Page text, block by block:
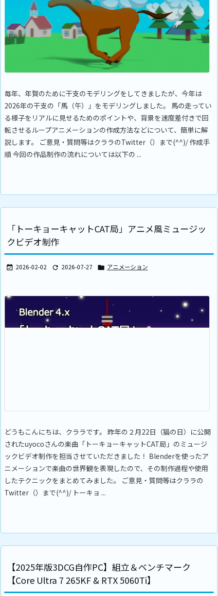
毎年、年賀のために干支のモデリングをしてきましたが、今年は
2026年の干支の「馬（午）」をモデリングしました。 馬の走ってい
る様子をリアルに見せるためのポイントや、背景を速度差付きで回
転させるループアニメーションの作成方法などについて、簡単に解
説します。 ご意見・質問等はクララのTwitter（）まで(^^)/ 作成手
順 今回の作品制作の流れについては以下の ...
「トーキョーキャットCAT局」アニメ風ミュージッ
クビデオ制作
 2026-02-02  2026-07-27  アニメーション
どうもこんにちは、クララです。 昨年の２月22日（猫の日）に公開
されたuyocoさんの楽曲「トーキョーキャットCAT局」のミュージ
ックビデオ制作を担当させていただきました！ Blenderを使ったア
ニメーションで楽曲の世界観を表現したので、その制作過程や使用
したテクニックをまとめてみました。 ご意見・質問等はクララの
Twitter（）まで(^^)/ トーキョ ...
【2025年版3DCG自作PC】組立＆ベンチマーク
【Core Ultra 7 265KF & RTX 5060Ti】